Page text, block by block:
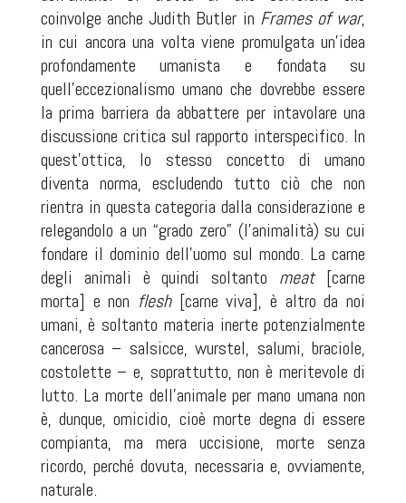
coinvolge anche Judith Butler in Frames of war,
in cui ancora una volta viene promulgata un’idea
profondamente umanista e fondata su
quell’eccezionalismo umano che dovrebbe essere
la prima barriera da abbattere per intavolare una
discussione critica sul rapporto interspecifico. In
quest’ottica, lo stesso concetto di umano
diventa norma, escludendo tutto ciò che non
rientra in questa categoria dalla considerazione e
relegandolo a un “grado zero” (l’animalità) su cui
fondare il dominio dell’uomo sul mondo. La carne
degli animali è quindi soltanto meat[carne
morta] e non flesh[carne viva], è altro da noi
umani, è soltanto materia inerte potenzialmente
cancerosa – salsicce, wurstel, salumi, braciole,
costolette – e, soprattutto, non è meritevole di
lutto. La morte dell’animale per mano umana non
è, dunque, omicidio, cioè morte degna di essere
compianta, ma mera uccisione, morte senza
ricordo, perché dovuta, necessaria e, ovviamente,
naturale.